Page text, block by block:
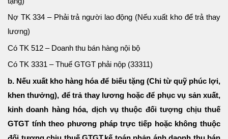
Nợ TK 334 – Phải trả người lao động (Nếu xuất kho để trả thay
lương)
Có TK 512 – Doanh thu bán hàng nội bộ
Có TK 3331 – Thuế GTGT phải nộp (33311)
b. Nếu xuất kho hàng hóa để biếu tặng (Chi từ quỹ phúc lợi,
khen thưởng), để trả thay lương hoặc để phục vụ sản xuất,
kinh doanh hàng hóa, dịch vụ thuộc đối tượng chịu thuế
GTGT tính theo phương pháp trực tiếp hoặc không thuộc